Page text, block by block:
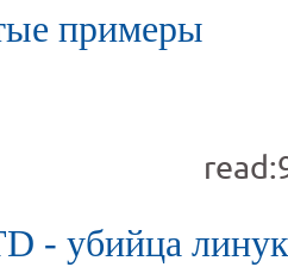
примеры
- убийца